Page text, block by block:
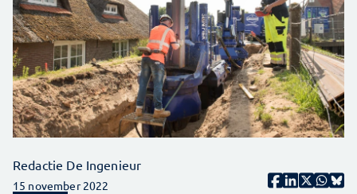
Redactie De Ingenieur
15 november 2022